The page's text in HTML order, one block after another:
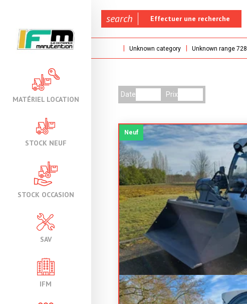
MATÉRIEL LOCATION
STOCK NEUF
STOCK OCCASION
SAV
IFM
search Effectuer une recherche
Unknown category Unknown range 728
Date Prix
Neuf
Chargeuse télescopique
MANITECHT150H